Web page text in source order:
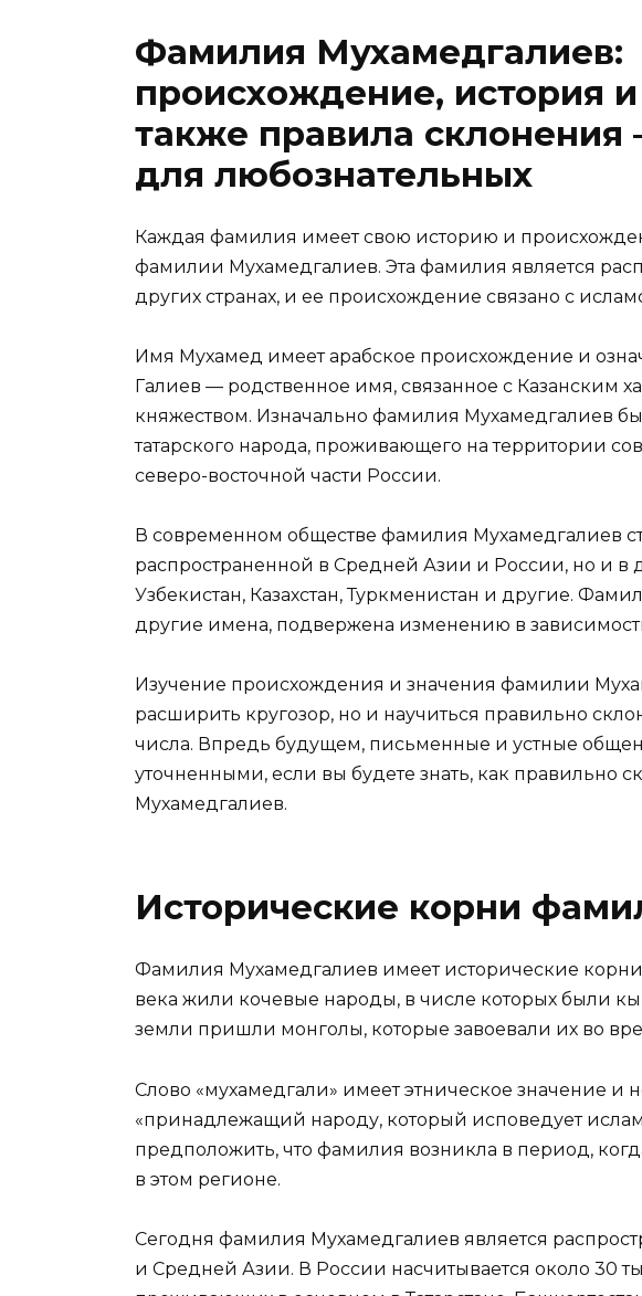
Фамилия Мухамедгалиев:
происхождение, история
также правила
для любознательных
Каждая фамилия имеет свою историю и
фамилии Мухамедгалиев. Эта фамилия является
других странах, и ее происхождение связано с
Имя Мухамед имеет арабское происхождение и
Галиев — родственное имя, связанное с Казанским
княжеством. Изначально фамилия Мухамедгалиев
татарского народа, проживающего на территории
северо-восточной части России.
В современном обществе фамилия Мухамедгалиев
распространенной в Средней Азии и России, но и в
Узбекистан, Казахстан, Туркменистан и другие.
другие имена, подвержена изменению в
Изучение происхождения и значения фамилии
расширить кругозор, но и научиться правильно
числа. Впредь будущем, письменные и устные
уточненными, если вы будете знать, как правильно
Мухамедгалиев.
Исторические корни
Фамилия Мухамедгалиев имеет исторические корни
века жили кочевые народы, в числе которых были
земли пришли монголы, которые завоевали их во
Слово «мухамедгали» имеет этническое значение и
«принадлежащий народу, который исповедует
предположить, что фамилия возникла в период,
в этом регионе.
Сегодня фамилия Мухамедгалиев является
и Средней Азии. В России насчитывается около 30